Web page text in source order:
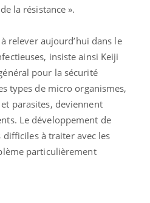
la résistance ».
relever aujourd’hui dans le
insiste ainsi Keiji
pour la sécurité
types de micro organismes,
parasites, deviennent
Le développement de
à traiter avec les
particulièrement